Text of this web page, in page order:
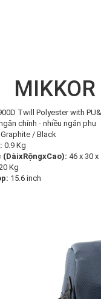
Twill Polyester with
chính - nhiều ngăn phụ
/ Black
0.9 Kg
46 x 30 x
20 Kg
15.6 inch